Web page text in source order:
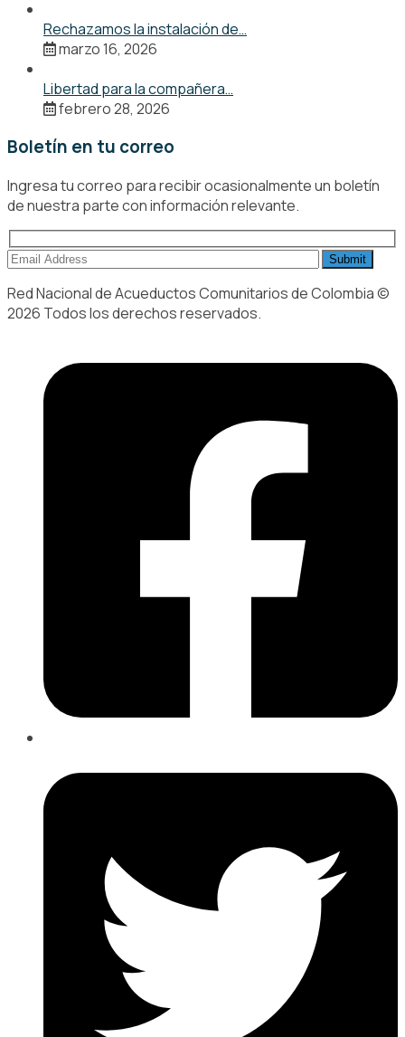
Rechazamos la instalación de…
marzo 16, 2026
Libertad para la compañera…
febrero 28, 2026
Boletín en tu correo
Ingresa tu correo para recibir ocasionalmente un boletín
de nuestra parte con información relevante.
Red Nacional de Acueductos Comunitarios de Colombia ©
2026 Todos los derechos reservados.